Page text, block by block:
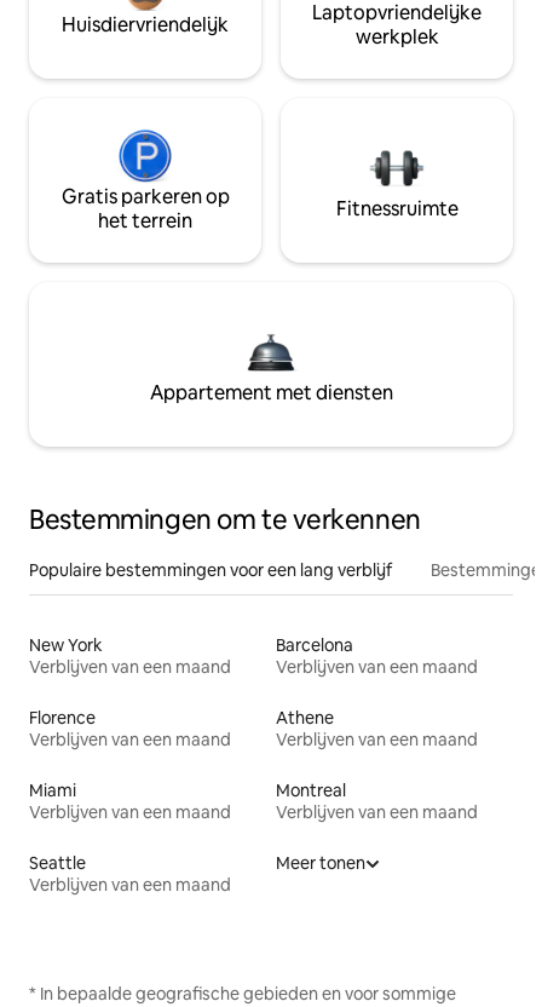
Huisdiervriendelijk
Laptopvriendelijke
werkplek
Gratis parkeren op
het terrein
Fitnessruimte
Appartement met diensten
Bestemmingen om te verkennen
Populaire bestemmingen voor een lang verblijf
New York
Verblijven van een maand
Barcelona
Verblijven van een maand
Florence
Verblijven van een maand
Athene
Verblijven van een maand
Miami
Verblijven van een maand
Montreal
Verblijven van een maand
Seattle
Verblijven van een maand
Meer tonen
* In bepaalde geografische gebieden en voor sommige